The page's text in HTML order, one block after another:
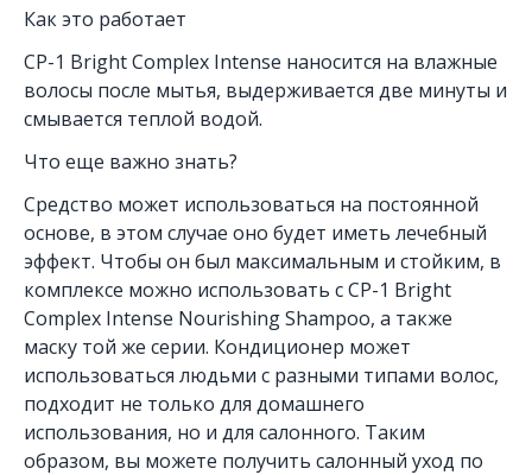
Как это работает
CP-1 Bright Complex Intense наносится на влажные
волосы после мытья, выдерживается две минуты и
смывается теплой водой.
Что еще важно знать?
Средство может использоваться на постоянной
основе, в этом случае оно будет иметь лечебный
эффект. Чтобы он был максимальным и стойким, в
комплексе можно использовать с CP-1 Bright
Complex Intense Nourishing Shampoo, а также
маску той же серии. Кондиционер может
использоваться людьми с разными типами волос,
подходит не только для домашнего
использования, но и для салонного. Таким
образом, вы можете получить салонный уход по